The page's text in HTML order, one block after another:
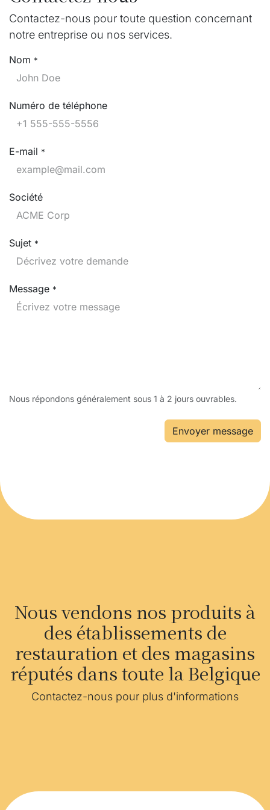
Contactez-nous pour toute question concernant
notre entreprise ou nos services.
Nom *
Numéro de téléphone
E-mail *
Société
Sujet *
Message *
Nous répondons généralement sous 1 à 2 jours ouvrables.
Envoyer message
Nous vendons nos produits à
des établissements de
restauration et des magasins
réputés dans toute la Belgique
Contactez-nous pour plus d'informations